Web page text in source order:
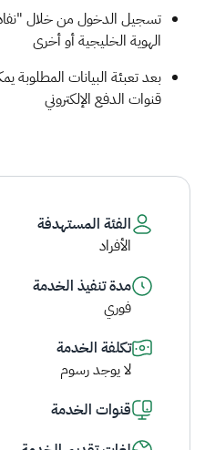
تس​جيل الدخول من خلال
الهوية الخليجية أو أخرى
بعد تعبئة البيانات
قنوات الدفع الإلكتروني
الفئة المستهدفة
الأفراد
مدة تنفيذ الخدمة
فوري
تكلفة الخدمة
لا يوجد رسوم
قنوات الخدمة